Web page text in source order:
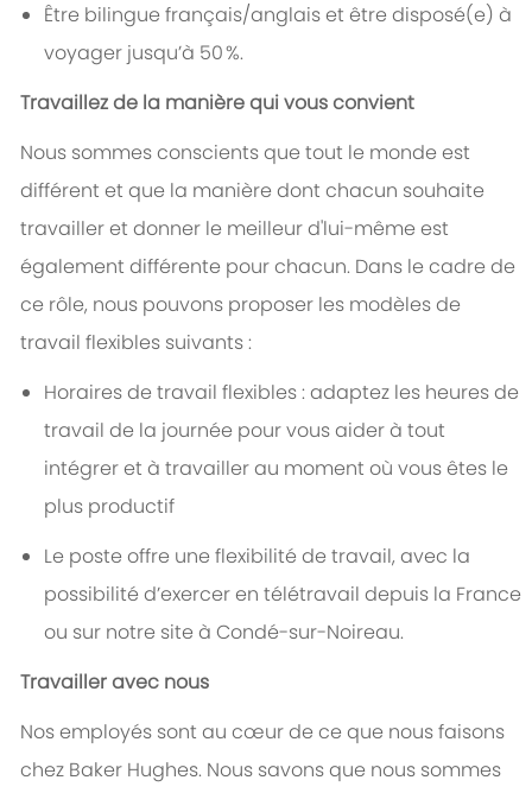
Être bilingue français/anglais et être disposé(e) à
voyager jusqu’à 50 %.
Travaillez de la manière qui vous convient
Nous sommes conscients que tout le monde est
différent et que la manière dont chacun souhaite
travailler et donner le meilleur d'lui-même est
également différente pour chacun. Dans le cadre de
ce rôle, nous pouvons proposer les modèles de
travail flexibles suivants :
Horaires de travail flexibles : adaptez les heures de
travail de la journée pour vous aider à tout
intégrer et à travailler au moment où vous êtes le
plus productif
Le poste offre une flexibilité de travail, avec la
possibilité d’exercer en télétravail depuis la France
ou sur notre site à Condé-sur-Noireau.
Travailler avec nous
Nos employés sont au cœur de ce que nous faisons
chez Baker Hughes. Nous savons que nous sommes